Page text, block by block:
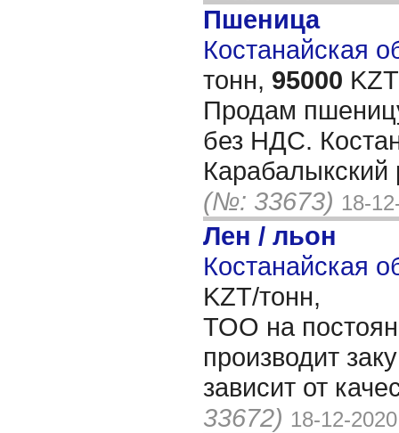
Пшеница
Костанайская
тонн, 95000
Продам
без НДС.
(№: 33673) 18-
Лен / льон
Костанайская
KZT/тонн,
ТОО на
производит
зависит от
33672) 18-12-2020